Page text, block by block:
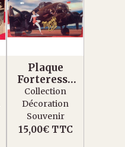
Plaque
Forteresse
volante B17
Memphis
Belle
Collection
Décoration
Souvenir
15,00€ TTC